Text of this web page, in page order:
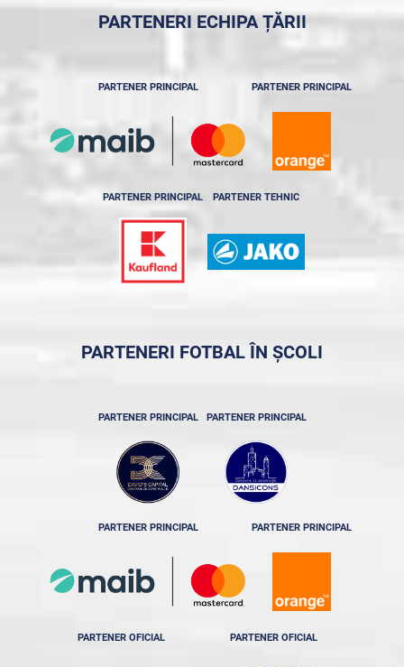
PARTENERI ECHIPA ȚĂRII
PARTENER PRINCIPAL PARTENER PRINCIPAL
PARTENER PRINCIPAL PARTENER TEHNIC
PARTENERI FOTBAL ÎN ȘCOLI
PARTENER PRINCIPAL PARTENER PRINCIPAL
PARTENER PRINCIPAL PARTENER PRINCIPAL
PARTENER OFICIAL PARTENER OFICIAL